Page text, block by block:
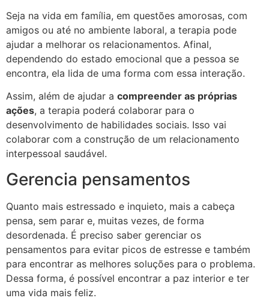
Seja na vida em família, em questões amorosas, com
amigos ou até no ambiente laboral, a terapia pode
ajudar a melhorar os relacionamentos. Afinal,
dependendo do estado emocional que a pessoa se
encontra, ela lida de uma forma com essa interação.
Assim, além de ajudar a compreender as próprias
ações, a terapia poderá colaborar para o
desenvolvimento de habilidades sociais. Isso vai
colaborar com a construção de um relacionamento
interpessoal saudável.
Gerencia pensamentos
Quanto mais estressado e inquieto, mais a cabeça
pensa, sem parar e, muitas vezes, de forma
desordenada. É preciso saber gerenciar os
pensamentos para evitar picos de estresse e também
para encontrar as melhores soluções para o problema.
Dessa forma, é possível encontrar a paz interior e ter
uma vida mais feliz.